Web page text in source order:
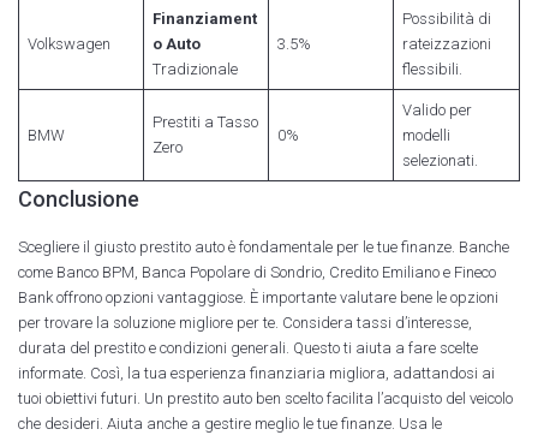
Volkswagen
Finanziament
o Auto
Tradizionale
3.5%
Possibilità di
rateizzazioni
flessibili.
BMW
Prestiti a Tasso
Zero
0%
Valido per
modelli
selezionati.
Conclusione
Scegliere il giusto prestito auto è fondamentale per le tue finanze. Banche
come Banco BPM, Banca Popolare di Sondrio, Credito Emiliano e Fineco
Bank offrono opzioni vantaggiose. È importante valutare bene le opzioni
per trovare la soluzione migliore per te. Considera tassi d’interesse,
durata del prestito e condizioni generali. Questo ti aiuta a fare scelte
informate. Così, la tua esperienza finanziaria migliora, adattandosi ai
tuoi obiettivi futuri. Un prestito auto ben scelto facilita l’acquisto del veicolo
che desideri. Aiuta anche a gestire meglio le tue finanze. Usa le